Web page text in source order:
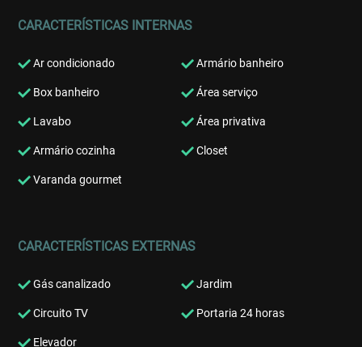
CARACTERÍSTICAS INTERNAS
Ar condicionado Armário banheiro
Box banheiro Área serviço
Lavabo Área privativa
Armário cozinha Closet
Varanda gourmet
CARACTERÍSTICAS EXTERNAS
Gás canalizado Jardim
Circuito TV Portaria 24 horas
Elevador